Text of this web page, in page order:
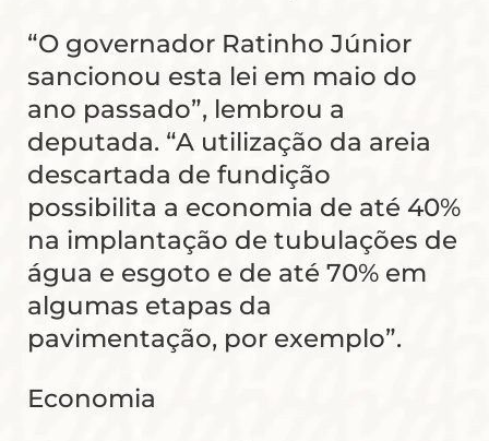
“O governador Ratinho Júnior
sancionou esta lei em maio do
ano passado”, lembrou a
deputada. “A utilização da areia
descartada de fundição
possibilita a economia de até 40%
na implantação de tubulações de
água e esgoto e de até 70% em
algumas etapas da
pavimentação, por exemplo”.
Economia